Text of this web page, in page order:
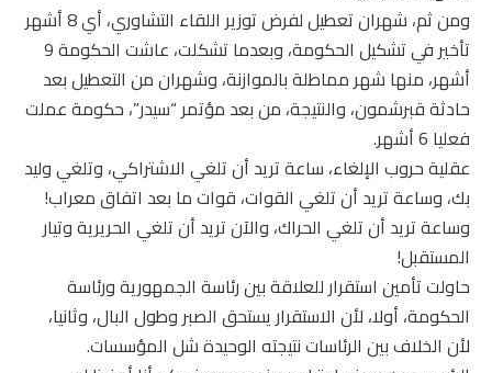
ومن ثم، شهران تعطيل لفرض توزير اللقاء التشاوري، أي 8 أشهر
تأخير في تشكيل الحكومة، وبعدما تشكلت، عاشت الحكومة 9
أشهر، منها شهر مماطلة بالموازنة، وشهران من التعطيل بعد
حادثة قبرشمون، والنتيجة، من بعد مؤتمر “سيدر”، حكومة عملت
فعليا 6 أشهر.
عقلية حروب الإلغاء، ساعة تريد أن تلغي الاشتراكي، وتلغي وليد
بك، وساعة تريد أن تلغي القوات، قوات ما بعد اتفاق معراب!
وساعة تريد أن تلغي الحراك، والآن تريد أن تلغي الحريرية وتيار
المستقبل!
حاولت تأمين استقرار للعلاقة بين رئاسة الجمهورية ورئاسة
الحكومة، أولا، لأن الاستقرار يستحق الصبر وطول البال، وثانيا،
لأن الخلاف بين الرئاسات نتيجته الوحيدة شل المؤسسات.